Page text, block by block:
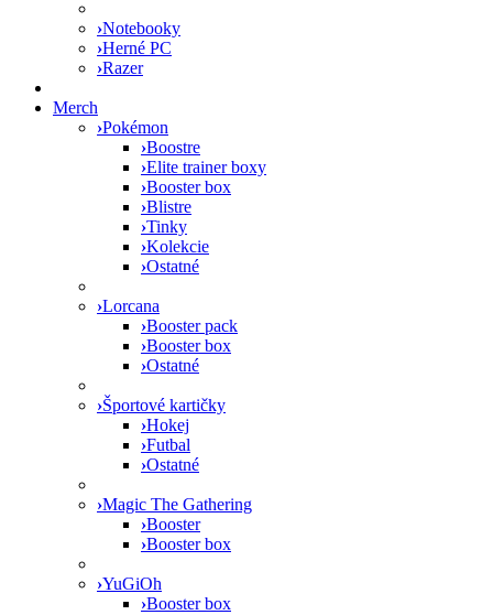
›Notebooky
›Herné PC
›Razer
Merch
›Pokémon
›Boostre
›Elite trainer boxy
›Booster box
›Blistre
›Tinky
›Kolekcie
›Ostatné
›Lorcana
›Booster pack
›Booster box
›Ostatné
›Športové kartičky
›Hokej
›Futbal
›Ostatné
›Magic The Gathering
›Booster
›Booster box
›YuGiOh
›Booster box